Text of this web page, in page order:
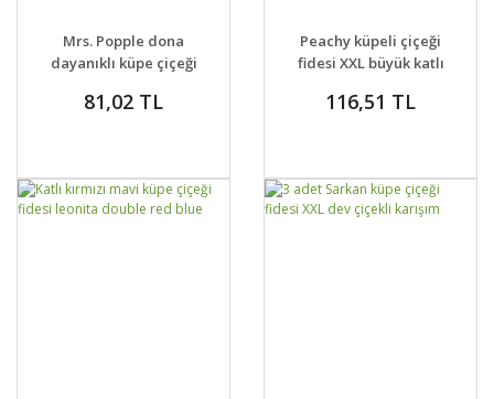
DETAYLAR
VER
Mrs. Popple dona
dayanıklı küpe çiçeği
81,02 TL
DETAYLAR
VER
Peachy küpeli çiçeği
fidesi XXL büyük katlı
116,51 TL